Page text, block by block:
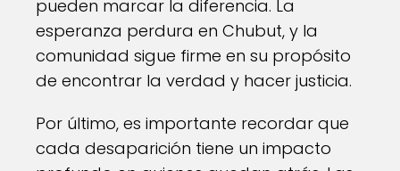
pueden marcar la diferencia. La
esperanza perdura en Chubut, y la
comunidad sigue firme en su propósito
de encontrar la verdad y hacer justicia.
Por último, es importante recordar que
cada desaparición tiene un impacto